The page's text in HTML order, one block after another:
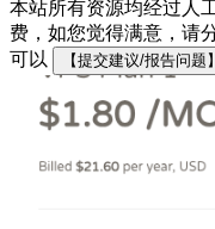
本站所有资源均经过人
费，如您觉得满意，请
可以
【提交建议/报告问题】